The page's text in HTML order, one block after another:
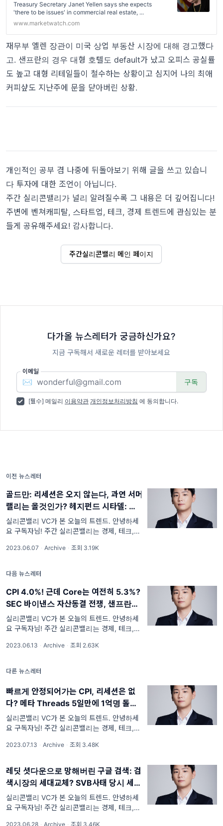
Treasury Secretary Janet Yellen says she expects
'there to be issues' in commercial real estate, ...
www.marketwatch.com
재무부 옐렌 장관이 미국 상업 부동산 시장에 대해 경고했다
고. 샌프란의 경우 대형 호텔도 default가 났고 오피스 공실률
도 높고 대형 리테일들이 철수하는 상황이고 심지어 나의 최애
커피샾도 지난주에 문을 닫아버린 상황.
개인적인 공부 겸 나중에 뒤돌아보기 위해 글을 쓰고 있습니
다 투자에 대한 조언이 아닙니다.
주간 실리콘밸리가 널리 알려질수록 그 내용은 더 깊어집니다!
주변에 벤쳐캐피탈, 스타트업, 테크, 경제 트렌드에 관심있는 분
들게 공유해주세요! 감사합니다.
주간실리콘밸리 메인 페이지
다가올 뉴스레터가 궁금하신가요?
지금 구독해서 새로운 레터를 받아보세요
이메일
✉️
[필수] 메일리 이용약관 개인정보처리방침 에 동의합니다.
이전 뉴스레터
골드만: 리세션은 오지 않는다, 과연 서머
랠리는 올것인가? 헤지펀드 시타델: 인공
지능 거품이 너무 심하고 회사들은 이를
후회할 것이다, 샘알트만: OpenAI 상장
실리콘밸리 VC가 본 오늘의 트렌드. 안녕하세
요 구독자님! 주간 실리콘밸리는 경제, 테크, 스
정보들을 함께 토론하면서 제가 배워가는 목적
2023.06.07 · Archive · 조회 3.19K
다음 뉴스레터
CPI 4.0%! 근데 Core는 여전히 5.3%?
SEC 바이낸스 자산동결 전쟁, 샌프란시
스코 시내 Westfield도 철수, 미국 최대
커뮤니티 Reddit: 가격정책 변경으로 소
박, 테슬라 12일 연속 상승 기록!
실리콘밸리 VC가 본 오늘의 트렌드. 안녕하세
요 구독자님! 주간 실리콘밸리는 경제, 테크, 스
정보들을 함께 토론하면서 제가 배워가는 목적
2023.06.13 · Archive · 조회 2.63K
다른 뉴스레터
빠르게 안정되어가는 CPI, 리세션은 없
다? 메타 Threads 5일만에 1억명 돌파,
OpenAI 경쟁사 최신 모델 발매, 캐시우
드 Coinbase 매도, 미국과 중국의 좁혀
실리콘밸리 VC가 본 오늘의 트렌드. 안녕하세
요 구독자님! 주간 실리콘밸리는 경제, 테크, 스
정보들을 함께 토론하면서 제가 배워가는 목적
2023.07.13 · Archive · 조회 3.48K
레딧 셧다운으로 망해버린 구글 검색: 검
색시장의 세대교체? SVB사태 당시 세쿼
이아는 $1B 예금, 소프트뱅크가 투자한
메세징앱 IRL: 2천만명중 95%가 봇이었
실리콘밸리 VC가 본 오늘의 트렌드. 안녕하세
요 구독자님! 주간 실리콘밸리는 경제, 테크, 스
2023.06.28 · Archive · 조회 3.46K